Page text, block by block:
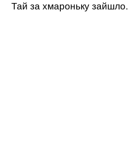
Тай за хмароньку зайшло.